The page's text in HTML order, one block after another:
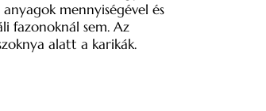
mennyiségével és
fazonoknál sem. Az
alatt a karikák.